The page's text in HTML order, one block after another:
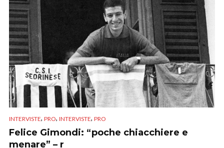
INTERVISTE, PRO, INTERVISTE, PRO
Felice Gimondi: “poche chiacchiere e
menare” – r